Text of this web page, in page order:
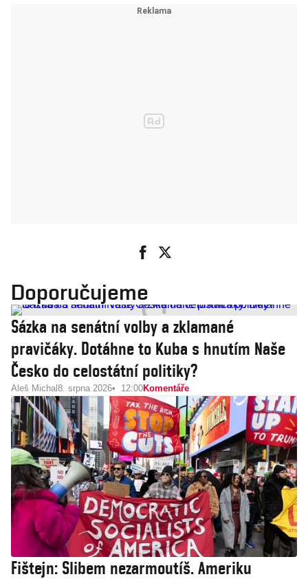
Doporučujeme
Sázka na senátní volby a zklamané
pravičáky. Dotáhne to Kuba s hnutím Naše
Česko do celostátní politiky?
Aleš Michal 8. srpna 2026 12:00Komentáře
Fištejn: Slibem nezarmoutíš. Ameriku